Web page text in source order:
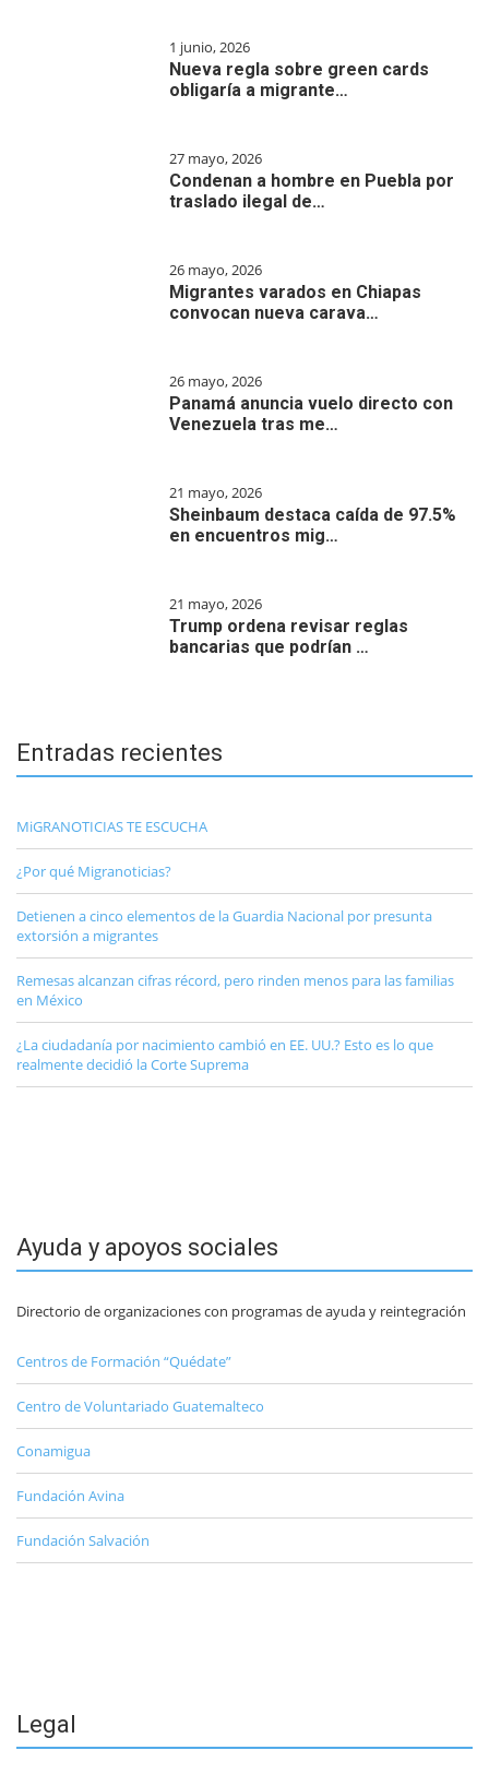
1 junio, 2026
Nueva regla sobre green cards
obligaría a migrante…
27 mayo, 2026
Condenan a hombre en Puebla por
traslado ilegal de…
26 mayo, 2026
Migrantes varados en Chiapas
convocan nueva carava…
26 mayo, 2026
Panamá anuncia vuelo directo con
Venezuela tras me…
21 mayo, 2026
Sheinbaum destaca caída de 97.5%
en encuentros mig…
21 mayo, 2026
Trump ordena revisar reglas
bancarias que podrían …
Entradas recientes
MiGRANOTICIAS TE ESCUCHA
¿Por qué Migranoticias?
Detienen a cinco elementos de la Guardia Nacional por presunta
extorsión a migrantes
Remesas alcanzan cifras récord, pero rinden menos para las familias
en México
¿La ciudadanía por nacimiento cambió en EE. UU.? Esto es lo que
realmente decidió la Corte Suprema
Ayuda y apoyos sociales
Directorio de organizaciones con programas de ayuda y reintegración
Centros de Formación “Quédate”
Centro de Voluntariado Guatemalteco
Conamigua
Fundación Avina
Fundación Salvación
Legal